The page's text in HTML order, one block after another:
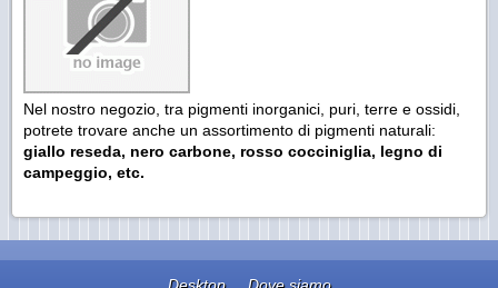
Nel nostro negozio, tra pigmenti inorganici, puri, terre e ossidi,
potrete trovare anche un assortimento di pigmenti naturali:
giallo reseda, nero carbone, rosso cocciniglia, legno di
campeggio, etc.
Desktop Dove siamo